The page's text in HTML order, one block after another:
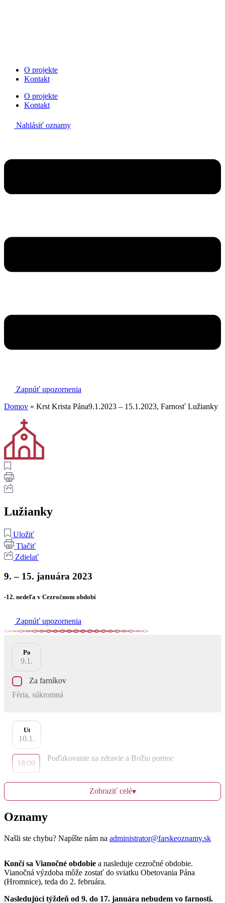
O projekte
Kontakt
O projekte
Kontakt
Nahlásiť oznamy
Zapnúť upozornenia
Domov » Krst Krista Pána9.1.2023 – 15.1.2023, Farnosť Lužianky
Lužianky
Uložiť
Tlačiť
Zdielať
9. – 15. januára 2023
-12. nedeľa v Cezročnom období
Zapnúť upozornenia
Po
9.1.
Za farníkov
Féria, súkromná
Ut
10.1.
18:00
Poďakovanie za zdravie a Božiu pomoc
Féria
St
Na úmysel ordinára
Féria, súkromná
Zobraziť celé▾
Oznamy
Našli ste chybu? Napíšte nám na administrator@farskeoznamy.sk
Končí sa Vianočné obdobie a nasleduje cezročné obdobie.
Vianočná výzdoba môže zostať do sviatku Obetovania Pána
(Hromnice), teda do 2. februára.
Nasledujúci týždeň od 9. do 17. januára nebudem vo farnosti.